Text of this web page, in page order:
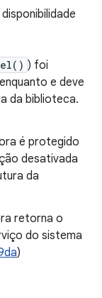
) foi
e deve
da biblioteca.
é protegido
desativada
da
retorna o
do sistema
)